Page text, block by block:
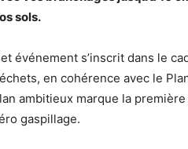
sols.
événement s’inscrit dans le
en cohérence avec le
ambitieux marque la
gaspillage.